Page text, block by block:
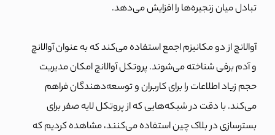
تبادل میان زنجیره‌ها را افزایش می‌دهد.
آوالانچ از دو مکانیزم اجمع استفاده می‌کند که به عنوان آوالانچ
و آدم برفی شناخته می‌شوند. پروتکل آوالانچ امکان مدیریت
حجم زیاد اطلاعات را برای کاربران و توسعه‌دهندگان فراهم
می‌کند.با دقت در شبکه‌هایی که از پروتکل لایه صفر برای
بسترسازی در بلاک چین استفاده می‌کنند، مشاهده کردیم که